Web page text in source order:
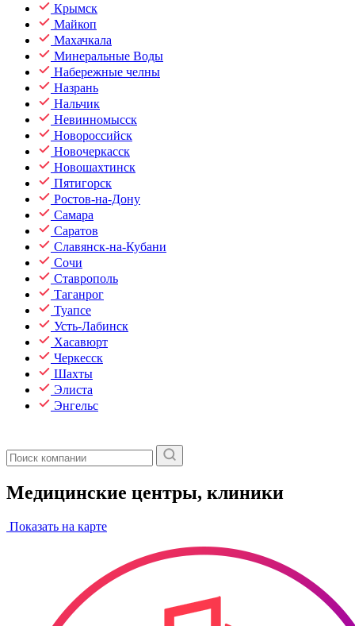
Крымск
Майкоп
Махачкала
Минеральные Воды
Набережные челны
Назрань
Нальчик
Невинномысск
Новороссийск
Новочеркасск
Новошахтинск
Пятигорск
Ростов-на-Дону
Самара
Саратов
Славянск-на-Кубани
Сочи
Ставрополь
Таганрог
Туапсе
Усть-Лабинск
Хасавюрт
Черкесск
Шахты
Элиста
Энгельс
Медицинские центры, клиники
Показать на карте